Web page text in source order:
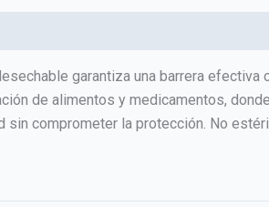
garantiza una barrera efectiva
de alimentos y medicamentos,
sin comprometer la protección. No